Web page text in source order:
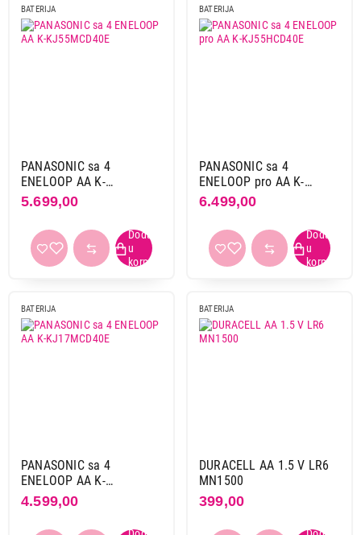
BATERIJA
PANASONIC sa 4
ENELOOP AA K-
KJ55MCD40E
5.699,00
BATERIJA
PANASONIC sa 4
ENELOOP pro AA K-
KJ55HCD40E
6.499,00
BATERIJA
PANASONIC sa 4
ENELOOP AA K-
KJ17MCD40E
4.599,00
BATERIJA
DURACELL AA 1.5 V LR6
MN1500
399,00